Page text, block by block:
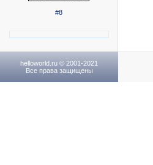
#8
helloworld.ru © 2001-2021
Все права защищены